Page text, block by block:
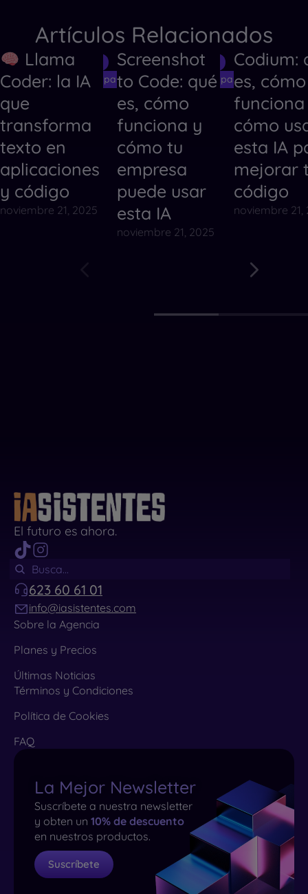
Artículos Relacionados
Herramientas de IA
Herramientas de IA para Crear Códigos
Llama
Coder: la IA
que
transforma
texto en
aplicaciones
y código
noviembre 21, 2025
Herramientas de IA
Herramientas de IA para Crear
Screenshot
to Code: qué
es, cómo
funciona y
cómo tu
empresa
puede usar
esta IA
noviembre 21, 2025
Codium:
es, cómo
cómo
esta IA
mejorar
código
noviembre 21,
El futuro es ahora.
623 60 61 01
info@iasistentes.com
Sobre la Agencia
Planes y Precios
Últimas Noticias
Términos y Condiciones
Política de Cookies
FAQ
La Mejor Newsletter
Suscríbete a nuestra newsletter
y obten un 10% de descuento
en nuestros productos.
Suscríbete